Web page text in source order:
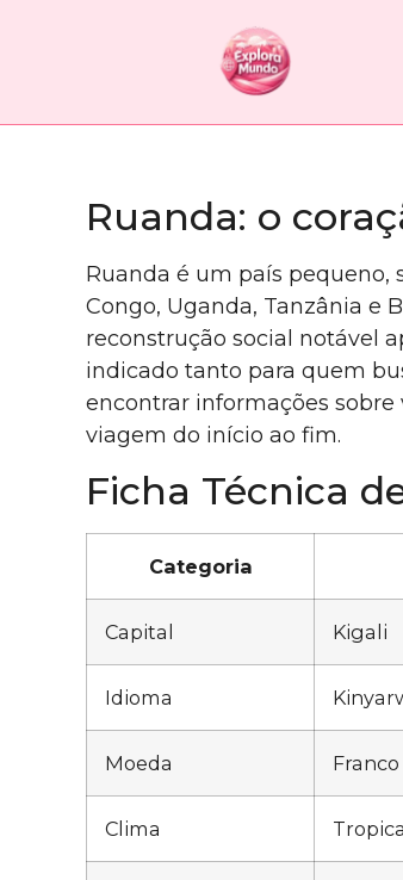
Ruanda: o
Ruanda é um país pequeno,
Congo, Uganda, Tanzânia e
reconstrução social notável
indicado tanto para quem
encontrar informações sobre
viagem do início ao fim.
Ficha Técnica
Categoria
Capital Kigali
Idioma
Moeda
Clima